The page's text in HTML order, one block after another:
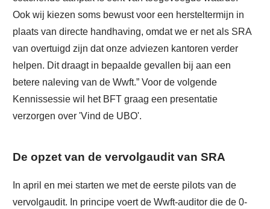
Ook wij kiezen soms bewust voor een hersteltermijn in
plaats van directe handhaving, omdat we er net als SRA
van overtuigd zijn dat onze adviezen kantoren verder
helpen. Dit draagt in bepaalde gevallen bij aan een
betere naleving van de Wwft.” Voor de volgende
Kennissessie wil het BFT graag een presentatie
verzorgen over 'Vind de UBO'.
De opzet van de vervolgaudit van SRA
In april en mei starten we met de eerste pilots van de
vervolgaudit. In principe voert de Wwft-auditor die de 0-